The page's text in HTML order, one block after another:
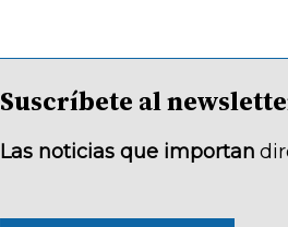
Suscríbete al
Las noticias que importan